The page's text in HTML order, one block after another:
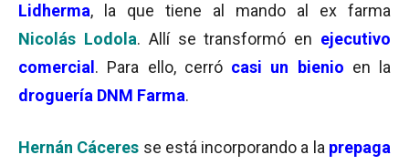
Lidherma, la que tiene al mando al ex farma
Nicolás Lodola. Allí se transformó en ejecutivo
comercial . Para ello, cerró casi un bienio en la
droguería DNM Farma.
Hernán Cáceres se está incorporando a la prepaga